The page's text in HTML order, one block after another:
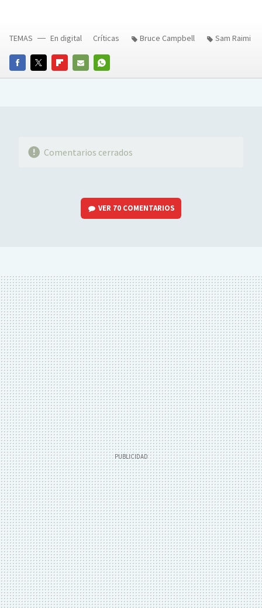
FACEBOOKTWITTERFLIPBOARD
E-
WHATSAPP
TEMAS En digital Críticas Bruce Campbell Sam Raimi
Comentarios cerrados
VER 70 COMENTARIOS